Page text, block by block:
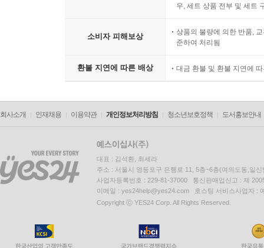
우, 세트 상품 전부 및 세트
소비자 피해보상
상품의 불량에 의한 반품,
준하여 처리됨
환불 지연에 따른 배상 대금 환불 및 환불 지연에
회사소개 인재채용 이용약관 개인정보처리방침 청소년보호정책 도서홍보안내
대표 : 김석환, 최세라
주소 : 서울시 영등포구 은행로 11, 5층~6층(여의도동,일신
사업자등록번호 : 229-81-37000 통신판매업신고 : 제
이메일 : yes24help@yes24.com 호스팅 서비스사업자 :
Copyright ⓒ YES24 Corp. All Rights Reserved.